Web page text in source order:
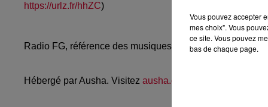
https://urlz.fr/hhZC)
Radio FG, référence des musiques électroniques,
Hébergé par Ausha. Visitez ausha.co/politique-de-
Vous pouvez accepter
mes choix". Vous
ce site. Vous pouvez
bas de chaque page.